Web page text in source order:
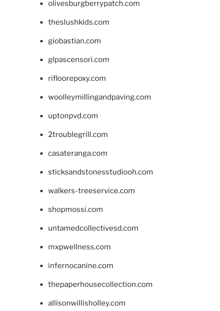
olivesburgberrypatch.com
theslushkids.com
giobastian.com
glpascensori.com
rifloorepoxy.com
woolleymillingandpaving.com
uptonpvd.com
2troublegrill.com
casateranga.com
sticksandstonesstudiooh.com
walkers-treeservice.com
shopmossi.com
untamedcollectivesd.com
mxpwellness.com
infernocanine.com
thepaperhousecollection.com
allisonwillisholley.com